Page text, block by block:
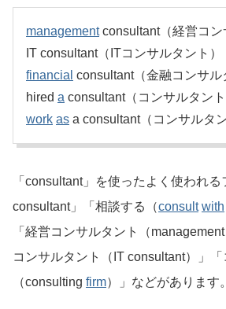
managementconsultant（経営コン
IT consultant（ITコンサルタント）
financial consultant（金融コンサル
hired a consultant（コンサルタント
work as a consultant（コンサルタ
「consultant」を使ったよく使われる
consultant」「相談する（consult with
「経営コンサルタント（
コンサルタント（IT consultant）」
（consulting firm）」などがあります。